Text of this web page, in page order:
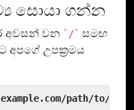
සොයා ගන්න
අවසන් වන `/` සමඟ
අපගේ උපක්‍රමය
path/to/